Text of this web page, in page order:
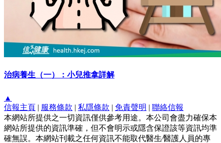
治病養生（一）：小兒推拿詳解
▲
信報主頁 | 服務條款 | 私隱條款 | 免責聲明 | 聯絡信報
本網站所提供之一切資訊僅供參考用途。本公司會盡力確保本
網站所提供的資訊準確，但不會明示或隱含保證該等資訊均準
確無誤。本網站刊載之任何資訊不能取代醫生∕醫護人員的專